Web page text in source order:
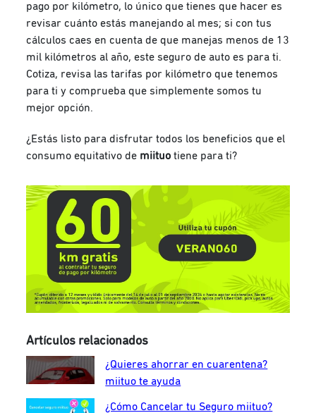
pago por kilómetro, lo único que tienes que hacer es
revisar cuánto estás manejando al mes; si con tus
cálculos caes en cuenta de que manejas menos de 13
mil kilómetros al año, este seguro de auto es para ti.
Cotiza, revisa las tarifas por kilómetro que tenemos
para ti y comprueba que simplemente somos tu
mejor opción.
¿Estás listo para disfrutar todos los beneficios que el
consumo equitativo de miituo tiene para ti?
Artículos relacionados
¿Quieres ahorrar en cuarentena?
miituo te ayuda
¿Cómo Cancelar tu Seguro miituo?